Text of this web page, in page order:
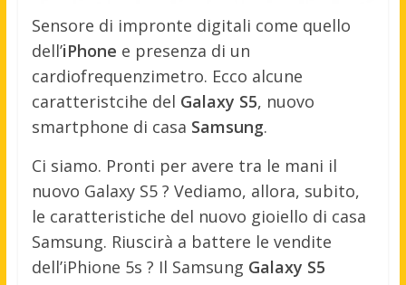
Sensore di impronte digitali come quello
dell’iPhone e presenza di un
cardiofrequenzimetro. Ecco alcune
caratteristcihe del Galaxy S5, nuovo
smartphone di casa Samsung.
Ci siamo. Pronti per avere tra le mani il
nuovo Galaxy S5 ? Vediamo, allora, subito,
le caratteristiche del nuovo gioiello di casa
Samsung. Riuscirà a battere le vendite
dell’iPhione 5s ? Il Samsung Galaxy S5